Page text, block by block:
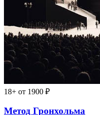
18+ от 1900 ₽
Метод Гронхольма